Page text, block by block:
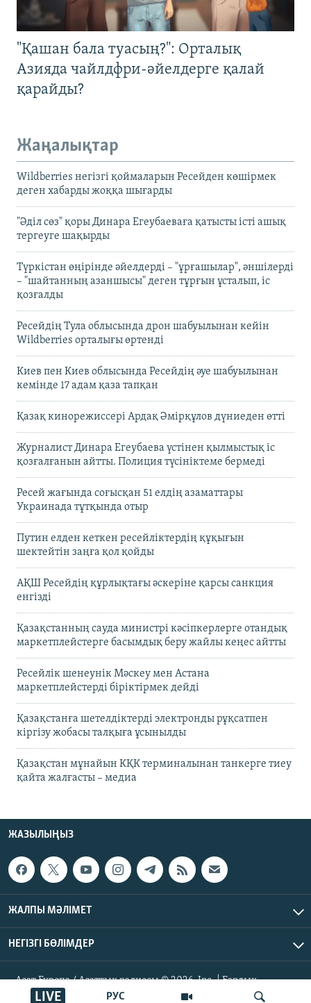
РУС
LIVE
"Қашан бала туасың?": Орталық
Азияда чайлдфри-әйелдерге қалай
қарайды?
Жаңалықтар
Wildberries негізгі қоймаларын Ресейден көшірмек
деген хабарды жоққа шығарды
"Әділ сөз" қоры Динара Егеубаеваға қатысты істі ашық
тергеуге шақырды
Түркістан өңірінде әйелдерді – "ұрғашылар", әншілерді
– "шайтанның азаншысы" деген тұрғын ұсталып, іс
қозғалды
Ресейдің Тула облысында дрон шабуылынан кейін
Wildberries орталығы өртенді
Киев пен Киев облысында Ресейдің әуе шабуылынан
кемінде 17 адам қаза тапқан
Қазақ кинорежиссері Ардақ Әмірқұлов дүниеден өтті
Журналист Динара Егеубаева үстінен қылмыстық іс
қозғалғанын айтты. Полиция түсініктеме бермеді
Ресей жағында соғысқан 51 елдің азаматтары
Украинада тұтқында отыр
Путин елден кеткен ресейліктердің құқығын
шектейтін заңға қол қойды
АҚШ Ресейдің құрлықтағы әскеріне қарсы санкция
енгізді
Қазақстанның сауда министрі кәсіпкерлерге отандық
маркетплейстерге басымдық беру жайлы кеңес айтты
Ресейлік шенеунік Мәскеу мен Астана
маркетплейстерді біріктірмек дейді
Қазақстанға шетелдіктерді электронды рұқсатпен
кіргізу жобасы талқыға ұсынылды
Қазақстан мұнайын КҚК терминалынан танкерге тиеу
қайта жалғасты – медиа
ЖАЗЫЛЫҢЫЗ
ЖАЛПЫ МӘЛІМЕТ
НЕГІЗГІ БӨЛІМДЕР
Азат Еуропа / Азаттық радиосы © 2026, Inc. | Барлық
құқықтары қорғалған